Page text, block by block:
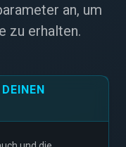
an, um
zu erhalten.